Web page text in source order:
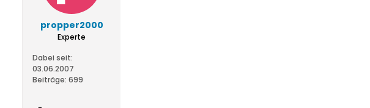
propper2000
Experte
Dabei seit:
03.06.2007
Beiträge: 699